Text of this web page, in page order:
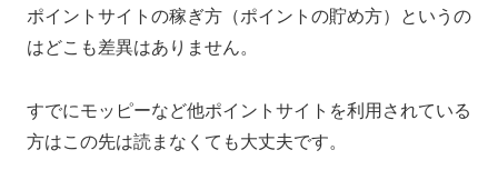
ポイントサイトの稼ぎ方（ポイントの貯め方）というの
はどこも差異はありません。
すでにモッピーなど他ポイントサイトを利用されている
方はこの先は読まなくても大丈夫です。